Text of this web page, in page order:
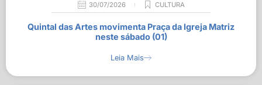
30/07/2026 CULTURA
Quintal das Artes movimenta Praça da Igreja Matriz
neste sábado (01)
Leia Mais